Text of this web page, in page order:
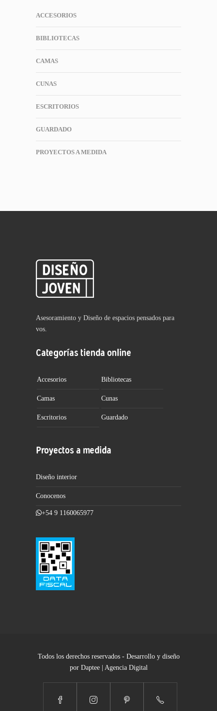
ACCESORIOS
BIBLIOTECAS
CAMAS
CUNAS
ESCRITORIOS
GUARDADO
PROYECTOS A MEDIDA
Asesoramiento y Diseño de espacios pensados para
vos.
Categorías tienda online
Accesorios Bibliotecas
Camas Cunas
Escritorios Guardado
Proyectos a medida
Diseño interior
Conocenos
+54 9 1160065977
Todos los derechos reservados - Desarrollo y diseño
por Daptee | Agencia Digital